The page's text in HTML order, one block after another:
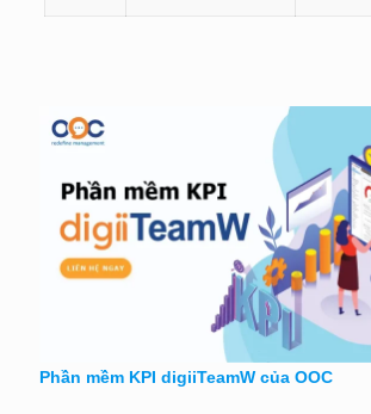
Phần mềm KPI digiiTeamW của OOC